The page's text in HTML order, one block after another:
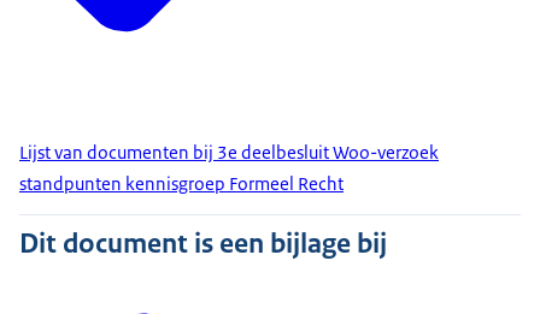
Lijst van documenten bij 3e deelbesluit Woo-verzoek
standpunten kennisgroep Formeel Recht
Dit document is een bijlage bij